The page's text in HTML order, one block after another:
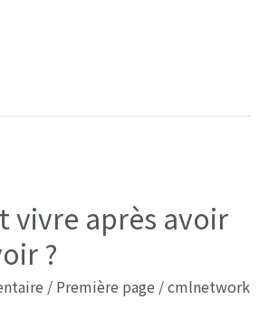
vivre après avoir
?
/ Première page /cmlnetwork